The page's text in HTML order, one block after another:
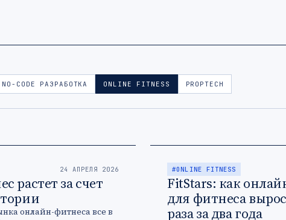
NO-CODE РАЗРАБОТКА ONLINE FITNESS PROPTECH
24 АПРЕЛЯ 2026
растет за счет
онлайн-фитнеса все в
#ONLINE FITNESS
FitStars: как
для фитнеса
раза за два года